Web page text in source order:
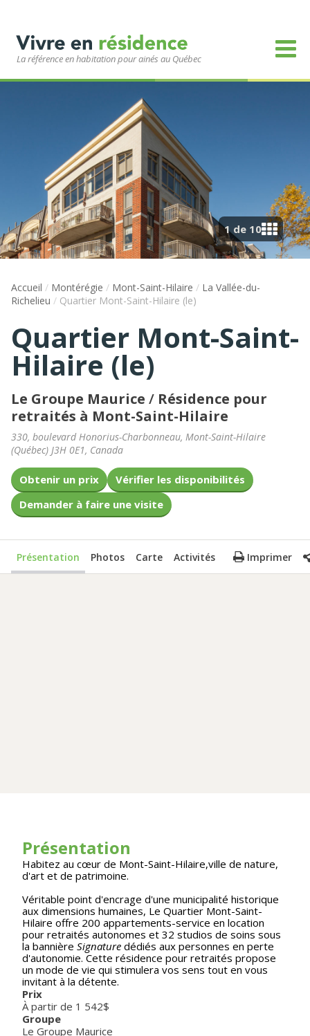
La référence en habitation pour ainés au Québec
1 de 10
Accueil / Montérégie / Mont-Saint-Hilaire / La Vallée-du-
Richelieu / Quartier Mont-Saint-Hilaire (le)
Quartier Mont-Saint-
Hilaire (le)
Le Groupe Maurice / Résidence pour
retraités à Mont-Saint-Hilaire
330, boulevard Honorius-Charbonneau, Mont-Saint-Hilaire
(Québec) J3H 0E1, Canada
Obtenir un prix
Vérifier les disponibilités
Demander à faire une visite
Présentation Photos Carte Activités Imprimer
Présentation
Habitez au cœur de Mont-Saint-Hilaire,ville de nature,
d'art et de patrimoine.
Véritable point d'encrage d'une municipalité historique
aux dimensions humaines, Le Quartier Mont-Saint-
Hilaire offre 200 appartements-service en location
pour retraités autonomes et 32 studios de soins sous
la bannière Signature dédiés aux personnes en perte
d'autonomie. Cette résidence pour retraités propose
un mode de vie qui stimulera vos sens tout en vous
invitant à la détente.
Prix
À partir de 1 542$
Groupe
Le Groupe Maurice